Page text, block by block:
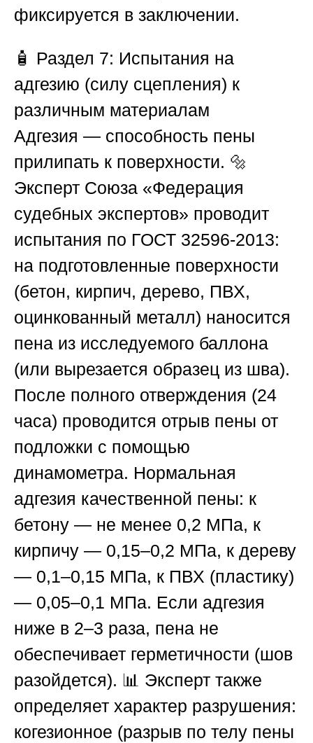
фиксируется в заключении.
🧴 Раздел 7: Испытания на
адгезию (силу сцепления) к
различным материалам
Адгезия — способность пены
прилипать к поверхности. 🔩
Эксперт Союза «Федерация
судебных экспертов» проводит
испытания по ГОСТ 32596-2013:
на подготовленные поверхности
(бетон, кирпич, дерево, ПВХ,
оцинкованный металл) наносится
пена из исследуемого баллона
(или вырезается образец из шва).
После полного отверждения (24
часа) проводится отрыв пены от
подложки с помощью
динамометра. Нормальная
адгезия качественной пены: к
бетону — не менее 0,2 МПа, к
кирпичу — 0,15–0,2 МПа, к дереву
— 0,1–0,15 МПа, к ПВХ (пластику)
— 0,05–0,1 МПа. Если адгезия
ниже в 2–3 раза, пена не
обеспечивает герметичности (шов
разойдется). 📊 Эксперт также
определяет характер разрушения:
когезионное (разрыв по телу пены